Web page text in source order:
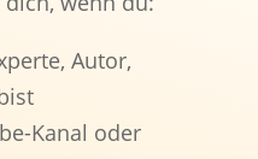
Autor,
Kanal oder